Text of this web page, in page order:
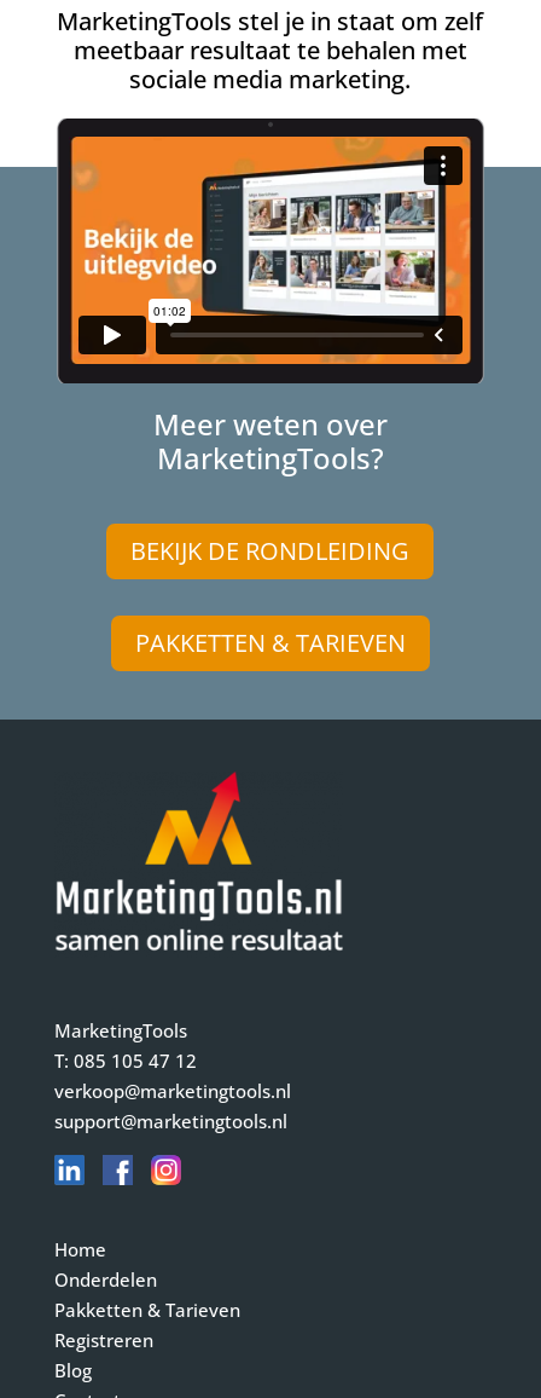
MarketingTools stel je in staat om zelf
meetbaar resultaat te behalen met
sociale media marketing.
Meer weten over
MarketingTools?
BEKIJK DE RONDLEIDING
PAKKETTEN & TARIEVEN
MarketingTools
T: 085 105 47 12
verkoop@marketingtools.nl
support@marketingtools.nl
Home
Onderdelen
Pakketten & Tarieven
Registreren
Blog